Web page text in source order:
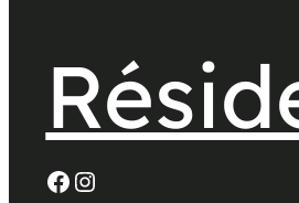
Facebook
Instagram